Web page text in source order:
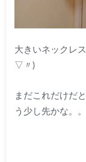
大きいネックレ
▽〃)
まだこれだけだ
う少し先かな。。